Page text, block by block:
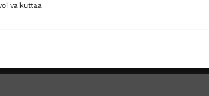
vaikuttaaPostnord